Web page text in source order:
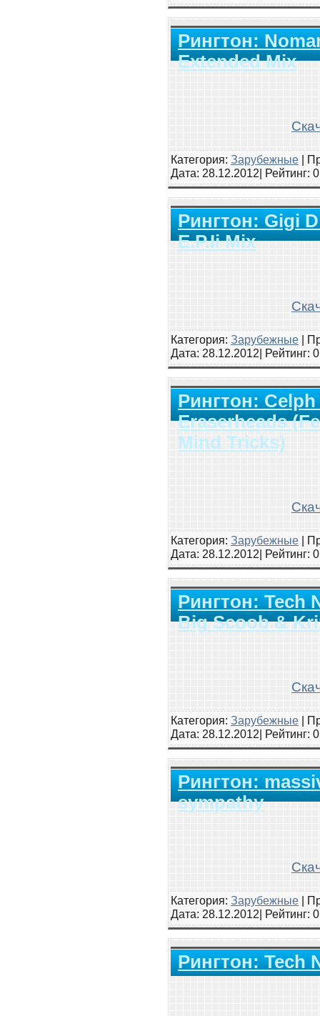
Рингтон:
Extended Mix
Категория: Зарубежные |
Дата: 28.12.2012| Рейтинг:
Рингтон: Gigi
E.P.Ii Mix
Категория: Зарубежные |
Дата: 28.12.2012| Рейтинг:
Рингтон:
Eraserheads
Mind Tricks)
Категория: Зарубежные |
Дата: 28.12.2012| Рейтинг:
Рингтон: Tech
Big Scoob &
Категория: Зарубежные |
Дата: 28.12.2012| Рейтинг:
Рингтон:
sympathy
Категория: Зарубежные |
Дата: 28.12.2012| Рейтинг:
Рингтон: Tech